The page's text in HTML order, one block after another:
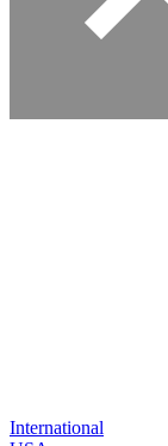
International